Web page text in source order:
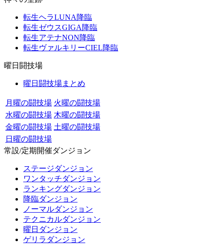
転生ヘラLUNA降臨
転生ゼウスGIGA降臨
転生アテナNON降臨
転生ヴァルキリーCIEL降臨
曜日闘技場
曜日闘技場まとめ
月曜の闘技場 火曜の闘技場
水曜の闘技場 木曜の闘技場
金曜の闘技場 土曜の闘技場
日曜の闘技場
常設/定期開催ダンジョン
ステージダンジョン
ワンタッチダンジョン
ランキングダンジョン
降臨ダンジョン
ノーマルダンジョン
テクニカルダンジョン
曜日ダンジョン
ゲリラダンジョン